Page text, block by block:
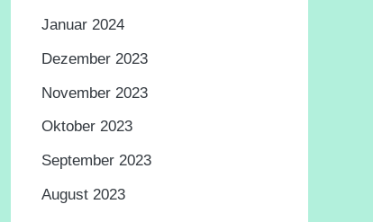
Januar 2024
Dezember 2023
November 2023
Oktober 2023
September 2023
August 2023